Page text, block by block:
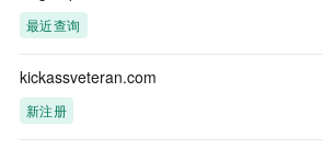
最近查询
kickassveteran.com
新注册